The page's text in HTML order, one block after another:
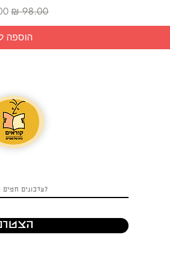
מחיר רגיל
הוספה